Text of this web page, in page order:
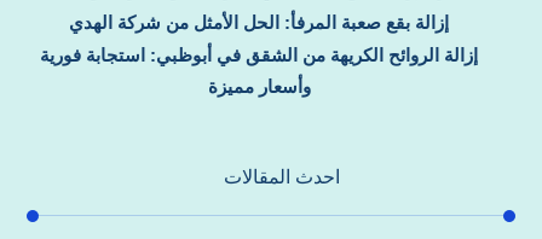
إزالة بقع صعبة المرفأ: الحل الأمثل من شركة الهدي
إزالة الروائح الكريهة من الشقق في أبوظبي: استجابة فورية
وأسعار مميزة
احدث المقالات